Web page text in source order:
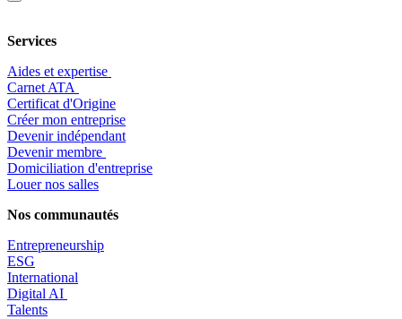
Services
Aides et expertise
​Carnet ATA
Certificat d'Origine
Créer mon entreprise
Devenir indépendant
Devenir membre
​Domiciliation d'entreprise
Louer nos salles
Nos communautés
Entrepreneurship
ESG
International
Digital AI
Talents